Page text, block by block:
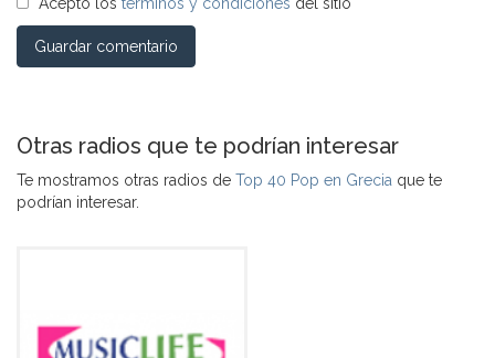
Guardar comentario
Otras radios que te podrían interesar
Te mostramos otras radios de Top 40 Pop en Grecia que te
podrían interesar.